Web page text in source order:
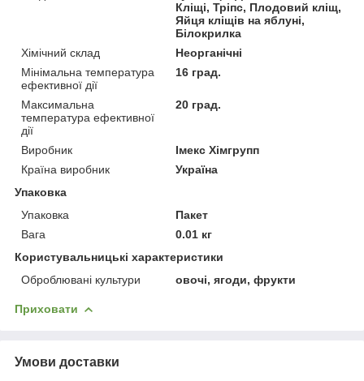
Кліщі, Тріпс, Плодовий кліщ,
Яйця кліщів на яблуні,
Білокрилка
Хімічний склад
Неорганічні
Мінімальна температура
ефективної дії
16 град.
Максимальна
температура ефективної
дії
20 град.
Виробник
Імекс Хімгрупп
Країна виробник
Україна
Упаковка
Упаковка
Пакет
Вага
0.01 кг
Користувальницькі характеристики
Оброблювані культури
овочі, ягоди, фрукти
Приховати
Умови доставки